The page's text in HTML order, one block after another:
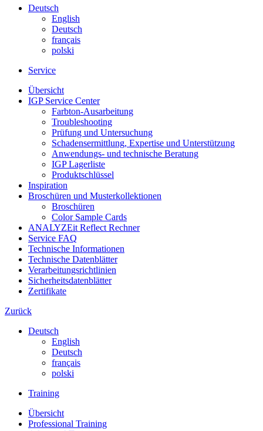
Deutsch
English
Deutsch
français
polski
Service
Übersicht
IGP Service Center
Farbton-Ausarbeitung
Troubleshooting
Prüfung und Untersuchung
Schadensermittlung, Expertise und Unterstützung
Anwendungs- und technische Beratung
IGP Lagerliste
Produktschlüssel
Inspiration
Broschüren und Musterkollektionen
Broschüren
Color Sample Cards
ANALYZEit Reflect Rechner
Service FAQ
Technische Informationen
Technische Datenblätter
Verarbeitungsrichtlinien
Sicherheitsdatenblätter
Zertifikate
Zurück
Deutsch
English
Deutsch
français
polski
Training
Übersicht
Professional Training